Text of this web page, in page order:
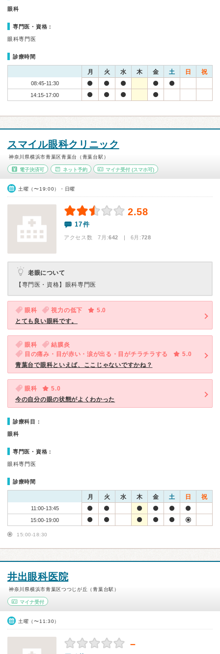
眼科
専門医・資格：
眼科専門医
診療時間
月 火 水 木 金 土 日 祝
08:45-11:30
14:15-17:00
スマイル眼科クリニック
神奈川県横浜市青葉区青葉台（青葉台駅）
電子決済可 ネット予約 マイナ受付 (スマホ可)
土曜（〜19:00）・日曜
2.58
17件
アクセス数 7月:642 | 6月:728
老眼について
【専門医・資格】 眼科専門医
眼科 視力の低下
5.0
とても良い眼科です。
眼科
結膜炎
目の痛み・目が赤い・涙が出る・目がチラチラする
5.0
青葉台で眼科といえば、ここじゃないですかね？
眼科
5.0
今の自分の眼の状態がよくわかった
診療科目：
眼科
専門医・資格：
眼科専門医
診療時間
月 火 水 木 金 土 日 祝
11:00-13:45
15:00-19:00
15:00-18:30
井出眼科医院
神奈川県横浜市青葉区つつじが丘（青葉台駅）
マイナ受付
土曜（〜11:30）
－